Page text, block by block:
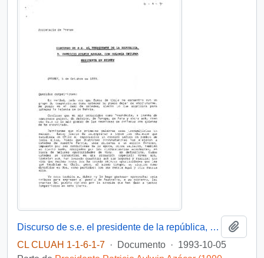
Discurso de s.e. el presidente de la república, D. Patricio Aylwin Azócar, con colonia chilena residente en Sidney
CL CLUAH 1-1-6-1-7 · Documento · 1993-10-05